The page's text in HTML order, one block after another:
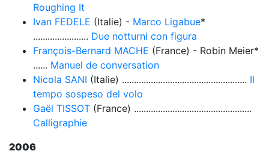
Roughing It
Ivan FEDELE (Italie) - Marco Ligabue*
....................... Due notturni con figura
François-Bernard MACHE (France) - Robin Meier*
...... Manuel de conversation
Nicola SANI (Italie) .................................................... Il
tempo sospeso del volo
Gaël TISSOT (France) .................................................
Calligraphie
2006